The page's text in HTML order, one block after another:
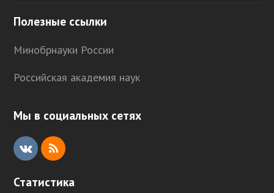
Полезные ссылки
Минобрнауки России
Российская академия наук
Мы в социальных сетях
V
R
Статистика